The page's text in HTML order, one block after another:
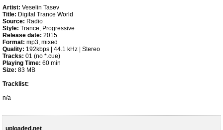
Artist: Veselin Tasev
Title: Digital Trance World
Source: Radio
Style: Trance, Progressive
Release date: 2015
Format: mp3, mixed
Quality: 192kbps | 44.1 kHz | Stereo
Tracks: 01 (no *.cue)
Playing Time: 60 min
Size: 83 MB
Tracklist:
n/a
uploaded.net